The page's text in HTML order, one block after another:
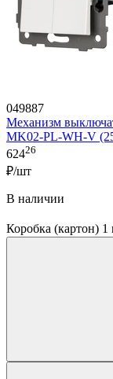
049887
Механизм
MK02-PL-WH-V
62426
₽/шт
В наличии
Коробка (картон)